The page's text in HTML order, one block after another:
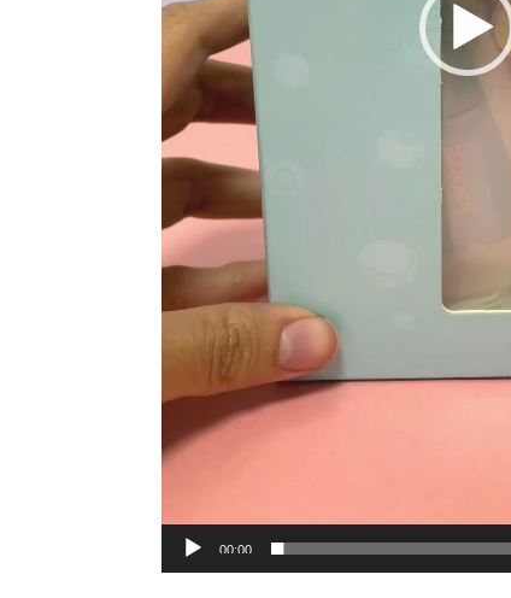
00:00